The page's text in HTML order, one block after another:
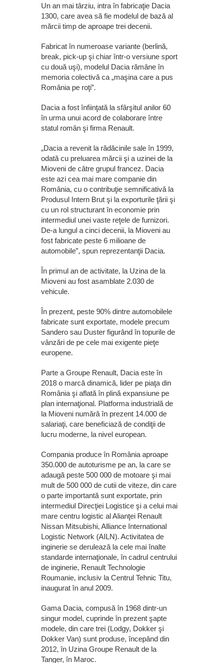
Un an mai târziu, intra în fabricaţie Dacia
1300, care avea să fie modelul de bază al
mărcii timp de aproape trei decenii.
Fabricat în numeroase variante (berlină,
break, pick-up şi chiar într-o versiune sport
cu două uşi), modelul Dacia rămâne în
memoria colectivă ca „maşina care a pus
România pe roţi”.
Dacia a fost înfiinţată la sfârşitul anilor 60
în urma unui acord de colaborare între
statul român şi firma Renault.
„Dacia a revenit la rădăcinile sale în 1999,
odată cu preluarea mărcii şi a uzinei de la
Mioveni de către grupul francez. Dacia
este azi cea mai mare companie din
România, cu o contribuţie semnificativă la
Produsul Intern Brut şi la exporturile ţării şi
cu un rol structurant în economie prin
intermediul unei vaste reţele de furnizori.
De-a lungul a cinci decenii, la Mioveni au
fost fabricate peste 6 milioane de
automobile”, spun reprezentanţii Dacia.
În primul an de activitate, la Uzina de la
Mioveni au fost asamblate 2.030 de
vehicule.
În prezent, peste 90% dintre automobilele
fabricate sunt exportate, modele precum
Sandero sau Duster figurând în topurile de
vânzări de pe cele mai exigente pieţe
europene.
Parte a Groupe Renault, Dacia este în
2018 o marcă dinamică, lider pe piaţa din
România şi aflată în plină expansiune pe
plan internaţional. Platforma industrială de
la Mioveni numără în prezent 14.000 de
salariaţi, care beneficiază de condiţii de
lucru moderne, la nivel european.
Compania produce în România aproape
350.000 de autoturisme pe an, la care se
adaugă peste 500 000 de motoare şi mai
mult de 500 000 de cutii de viteze, din care
o parte importantă sunt exportate, prin
intermediul Direcţiei Logistice şi a celui mai
mare centru logistic al Alianţei Renault
Nissan Mitsubishi, Alliance International
Logistic Network (AILN). Activitatea de
inginerie se derulează la cele mai înalte
standarde internaţionale, în cadrul centrului
de inginerie, Renault Technologie
Roumanie, inclusiv la Centrul Tehnic Titu,
inaugurat în anul 2009.
Gama Dacia, compusă în 1968 dintr-un
singur model, cuprinde în prezent şapte
modele, din care trei (Lodgy, Dokker şi
Dokker Van) sunt produse, începând din
2012, în Uzina Groupe Renault de la
Tanger, în Maroc.